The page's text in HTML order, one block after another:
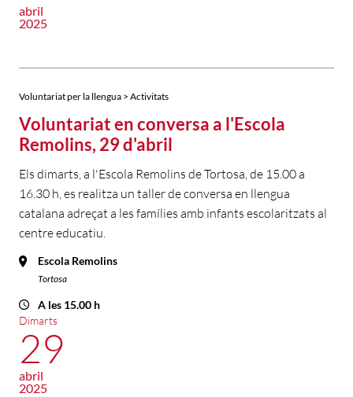
abril
2025
Voluntariat per la llengua > Activitats
Voluntariat en conversa a l'Escola
Remolins, 29 d'abril
Els dimarts, a l'Escola Remolins de Tortosa, de 15.00 a
16.30 h, es realitza un taller de conversa en llengua
catalana adreçat a les famílies amb infants escolaritzats al
centre educatiu.
Escola Remolins
Tortosa
A les 15.00 h
Dimarts
29
abril
2025